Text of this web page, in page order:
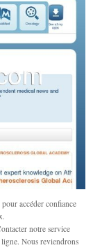
accéder confiance
notre service
Nous reviendrons